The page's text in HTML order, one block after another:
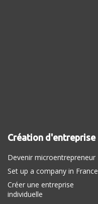
Création d'entreprise
Devenir microentrepreneur
Set up a company in France
Créer une entreprise
individuelle